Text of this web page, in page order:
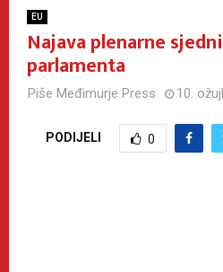
EU
Najava plenarne
parlamenta
Piše Međimurje Press 10.
PODIJELI 0